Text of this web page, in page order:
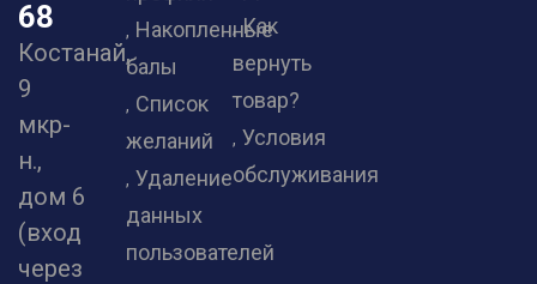
68
Костанай,
9
мкр-
н.,
дом 6
(вход
через
Накопленные
балы
Список
желаний
Удаление
данных
пользователей
Как
вернуть
товар?
Условия
обслуживания